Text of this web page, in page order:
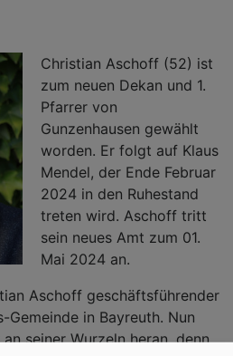
Christian Aschoff (52) ist
zum neuen Dekan und 1.
Pfarrer von
Gunzenhausen gewählt
worden. Er folgt auf Klaus
Mendel, der Ende Februar
2024 in den Ruhestand
treten wird. Aschoff tritt
sein neues Amt zum 01.
Mai 2024 an.
Aschoff geschäftsführender
Gemeinde in Bayreuth. Nun
seiner Wurzeln heran, denn